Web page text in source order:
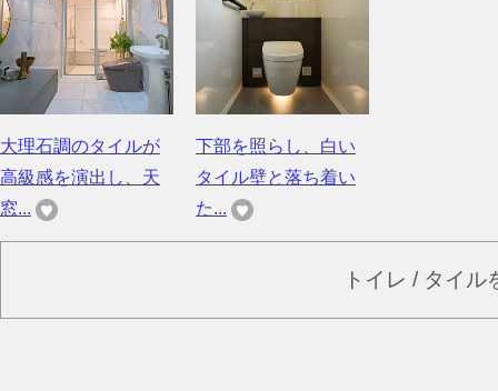
大理石調のタイルが
高級感を演出し、天
窓...
下部を照らし、白い
タイル壁と落ち着い
た...
トイレ / タイル